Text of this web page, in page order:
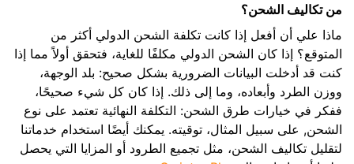
من تكاليف الشحن؟
ماذا علي أن أفعل إذا كانت تكلفة الشحن الدولي أكثر من
المتوقع؟ إذا كان الشحن الدولي مكلفًا للغاية، فتحقق أولاً مما إذا
كنت قد أدخلت البيانات الضرورية بشكل صحيح: بلد الوجهة،
ووزن الطرد وأبعاده، وما إلى ذلك. إذا كان كل شيء صحيحًا،
ففكر في خيارات طرق الشحن: التكلفة النهائية تعتمد على نوع
الشحن, على سبيل المثال، توقيته. يمكنك أيضًا استخدام خدماتنا
لتقليل تكاليف الشحن، مثل تجميع الطرود أو المزايا التي يحصل